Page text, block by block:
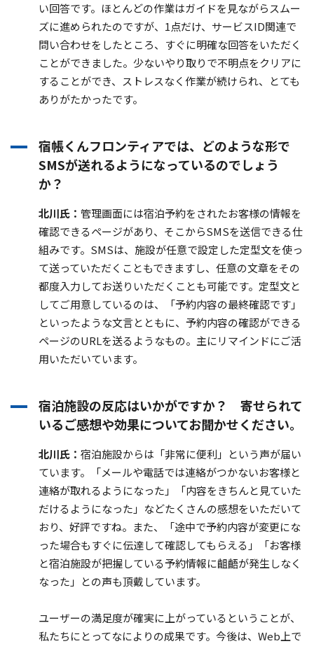
い回答です。ほとんどの作業はガイドを見ながらスムー
ズに進められたのですが、1点だけ、サービスID関連で
問い合わせをしたところ、すぐに明確な回答をいただく
ことができました。少ないやり取りで不明点をクリアに
することができ、ストレスなく作業が続けられ、とても
ありがたかったです。
宿帳くんフロンティアでは、どのような形で
SMSが送れるようになっているのでしょう
か？
北川氏： 管理画面には宿泊予約をされたお客様の情報を
確認できるページがあり、そこからSMSを送信できる仕
組みです。SMSは、施設が任意で設定した定型文を使っ
て送っていただくこともできますし、任意の文章をその
都度入力してお送りいただくことも可能です。定型文と
してご用意しているのは、「予約内容の最終確認です」
といったような文言とともに、予約内容の確認ができる
ページのURLを送るようなもの。主にリマインドにご活
用いただいています。
宿泊施設の反応はいかがですか？ 寄せられて
いるご感想や効果についてお聞かせください。
北川氏： 宿泊施設からは「非常に便利」という声が届い
ています。「メールや電話では連絡がつかないお客様と
連絡が取れるようになった」「内容をきちんと見ていた
だけるようになった」などたくさんの感想をいただいて
おり、好評ですね。また、「途中で予約内容が変更にな
った場合もすぐに伝達して確認してもらえる」「お客様
と宿泊施設が把握している予約情報に齟齬が発生しなく
なった」との声も頂戴しています。
ユーザーの満足度が確実に上がっているということが、
私たちにとってなによりの成果です。今後は、Web上で